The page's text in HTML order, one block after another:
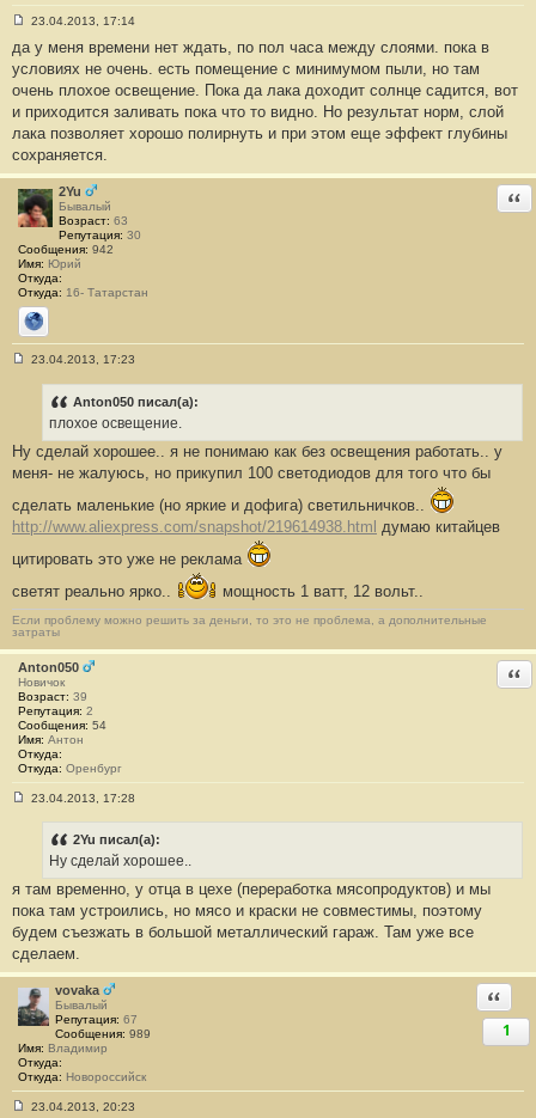
о
б
щ
н
и
#
1
8
2
23.04.2013, 17:14
да у меня времени нет ждать, по пол часа между слоями. пока в
условиях не очень. есть помещение с минимумом пыли, но там
очень плохое освещение. Пока да лака доходит солнце садится, вот
и приходится заливать пока что то видно. Но результат норм, слой
лака позволяет хорошо полирнуть и при этом еще эффект глубины
сохраняется.
2Yu
Бывалый
Возраст: 63
Репутация: 30
Сообщения: 942
Имя: Юрий
Откуда:
Откуда: 16- Татарстан
Сайт
н
и
#
1
8
23.04.2013, 17:23
Anton050 писал(а):
плохое освещение.
Ну сделай хорошее.. я не понимаю как без освещения работать.. у
меня- не жалуюсь, но прикупил 100 светодиодов для того что бы
сделать маленькие (но яркие и дофига) светильничков..
http://www.aliexpress.com/snapshot/219614938.html думаю китайцев
цитировать это уже не реклама
светят реально ярко..
мощность 1 ватт, 12 вольт..
Если проблему можно решить за деньги, то это не проблема, а дополнительные
затраты
Anton050
Новичок
Возраст: 39
Репутация: 2
Сообщения: 54
Имя: Антон
Откуда:
Откуда: Оренбург
н
и
#
1
8
4
23.04.2013, 17:28
2Yu писал(а):
Ну сделай хорошее..
я там временно, у отца в цехе (переработка мясопродуктов) и мы
пока там устроились, но мясо и краски не совместимы, поэтому
будем съезжать в большой металлический гараж. Там уже все
сделаем.
vovaka
Бывалый
Репутация: 67
Сообщения: 989
Имя: Владимир
Откуда:
Откуда: Новороссийск
1
23.04.2013, 20:23